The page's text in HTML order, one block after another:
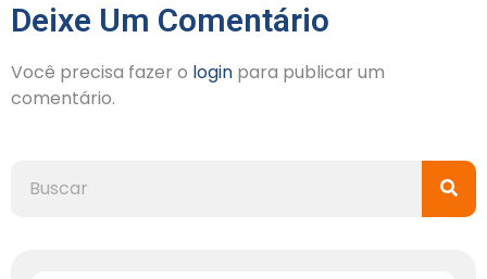
Deixe Um Comentário
Você precisa fazer o login para publicar um
comentário.